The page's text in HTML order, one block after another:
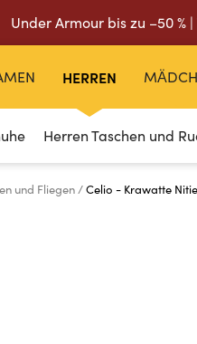
Under Armour bis zu –50 %
HERREN
Herren Taschen und
und Fliegen Celio - Krawatte